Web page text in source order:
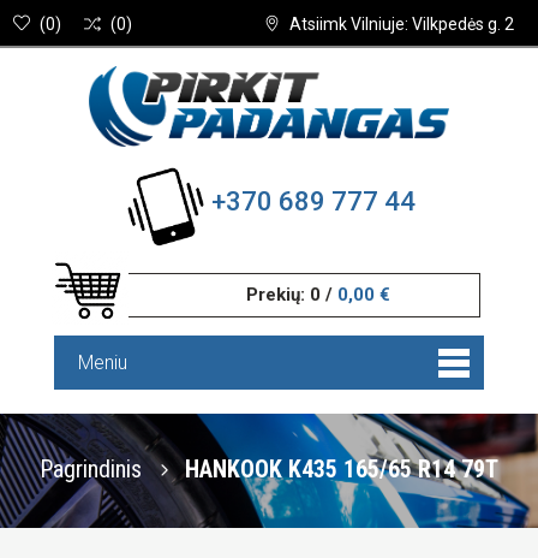
Atsiimk Vilniuje: Vilkpedės g. 2
(0) (0)
+370 689 777 44
Prekių: 0 / 0,00 €
Meniu
Pagrindinis HANKOOK K435 165/65 R14 79T